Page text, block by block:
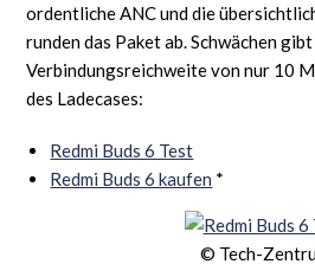
ordentliche ANC und die
runden das Paket ab. Schwächen
Verbindungsreichweite von nur 10
des Ladecases:
Redmi Buds 6 Test
Redmi Buds 6 kaufen *
© Tech-